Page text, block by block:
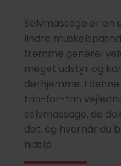
Selvmassage er en
lindre
fremme generel
meget udstyr og
derhjemme. I
trin-for-trin
selvmassage, de
det, og hvornår du
hjælp.